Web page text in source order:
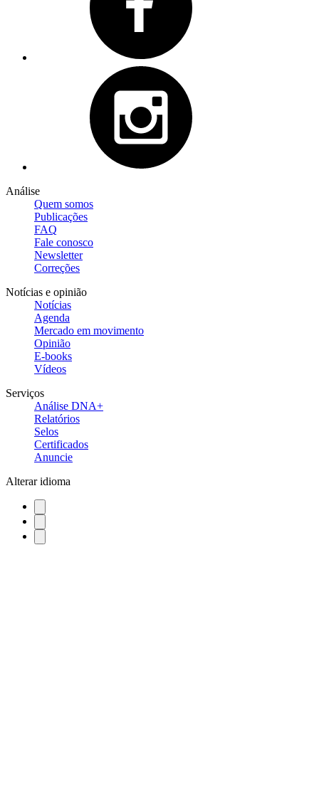
Análise
Quem somos
Publicações
FAQ
Fale conosco
Newsletter
Correções
Notícias e opinião
Notícias
Agenda
Mercado em movimento
Opinião
E-books
Vídeos
Serviços
Análise DNA+
Relatórios
Selos
Certificados
Anuncie
Alterar idioma